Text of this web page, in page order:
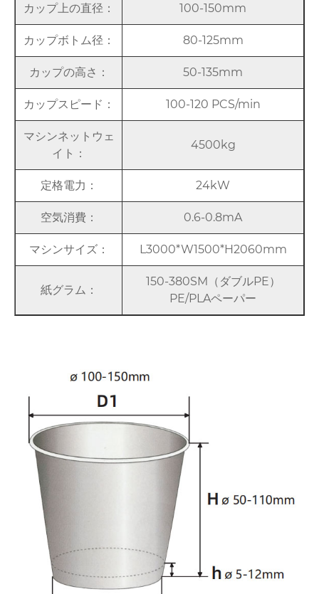
カップ上の直径： 100-150mm
カップボトム径： 80-125mm
カップの高さ： 50-135mm
カップスピード： 100-120 PCS/min
マシンネットウェ
イト：
4500kg
定格電力： 24kW
空気消費： 0.6-0.8mA
マシンサイズ： L3000*W1500*H2060mm
紙グラム：
150-380SM（ダブルPE）
PE/PLAペーパー